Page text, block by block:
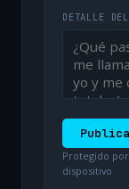
DETALLE
Protegido por
dispositivo